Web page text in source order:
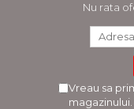
Nu rata
Vreau sa